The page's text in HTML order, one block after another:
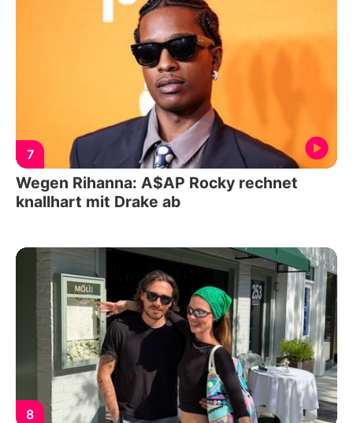
7
Wegen Rihanna: A$AP Rocky rechnet
knallhart mit Drake ab
8